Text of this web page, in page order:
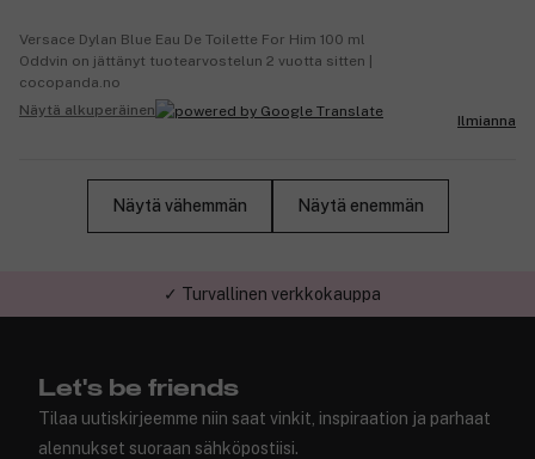
Versace Dylan Blue Eau De Toilette For Him 100 ml
Oddvin on jättänyt tuotearvostelun 2 vuotta sitten |
cocopanda.no
Näytä alkuperäinen
Ilmianna
Näytä vähemmän Näytä enemmän
✓ Turvallinen verkkokauppa
Let's be friends
Tilaa uutiskirjeemme niin saat vinkit, inspiraation ja parhaat
alennukset suoraan sähköpostiisi.